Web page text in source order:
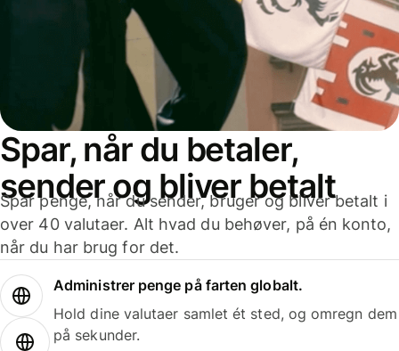
Spar, når du betaler,
sender og bliver betalt
Spar penge, når du sender, bruger og bliver betalt i
over 40 valutaer. Alt hvad du behøver, på én konto,
når du har brug for det.
Administrer penge på farten globalt.
Hold dine valutaer samlet ét sted, og omregn dem
på sekunder.